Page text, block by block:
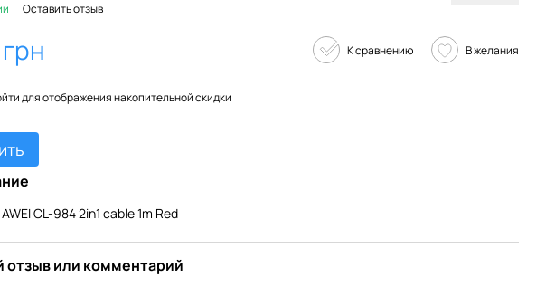
Оставить отзыв
К сравнению В желания
для отображения накопительной скидки
CL-984 2in1 cable 1m Red
отзыв или комментарий